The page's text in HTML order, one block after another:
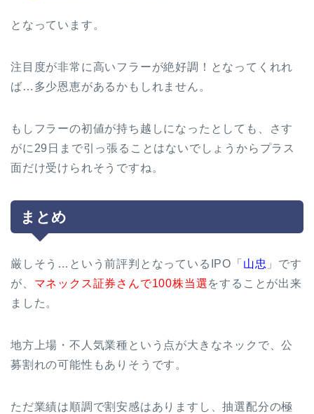
となっています。
注目度が非常に高いフラーが絶好調！となってくれれ
ば…多少恩恵があるかもしれません。
もしフラーの初値が持ち越しになったとしても、さす
がに29日まで引っ張ることはないでしょうからプラス
面だけ受けられそうですね。
まとめ
厳しそう…という前評判となっているIPO「 山忠 」です
が、 マネックス証券さんで100株当選をすることが出来
ました。
地方上場・不人気業種という点が大きなネックで、公
募割れの可能性もありそうです。
ただ業績は順調で割安感はありますし、抽選配分の極